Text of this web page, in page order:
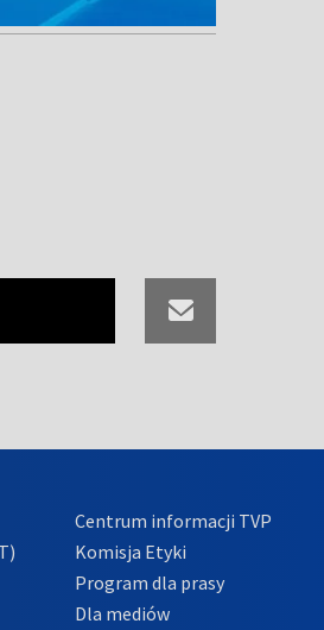
Centrum informacji TVP
Komisja Etyki
Program dla prasy
Dla mediów